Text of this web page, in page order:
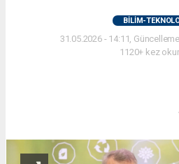
BİLİM-
31.05.2026 - 14:11,
1120+ kez